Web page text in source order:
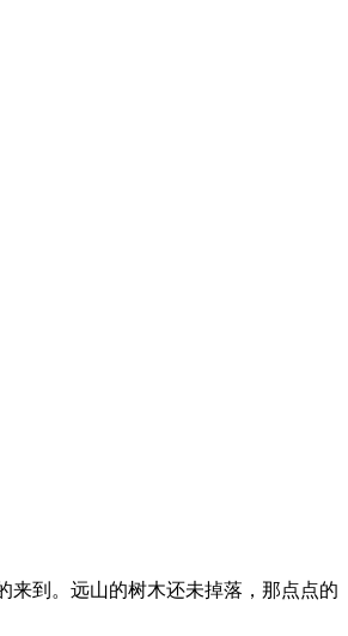
来到。远山的树木还未掉落，那点点的